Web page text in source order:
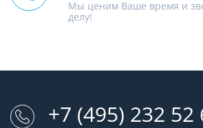
Мы ценим Ваше время и
делу!
+7 (495) 232 52